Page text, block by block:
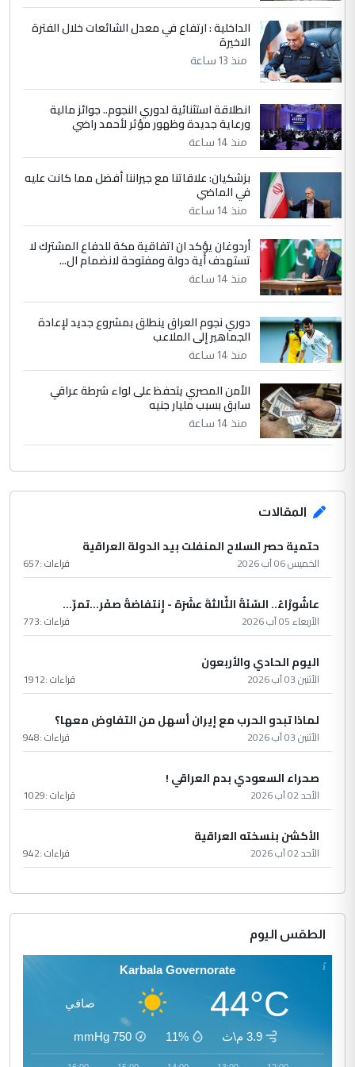
ابا فرات ...
الموضوع :
الجواهري يرد على صدام حسين سل
مضجعيك يابن الزنا (نص كامل)
5 سردار
التعليق : واحد من عصابة علي ماما يسقط
جنسية الرافد الثالث للعراق ومن اصول عريقة
الموضوع :
الجواهري يرد على صدام حسين سل
مضجعيك يابن الزنا (نص كامل)
الداخلية : ارتفاع في معدل الشائعات خلال الفترة
الاخيرة
منذ 13 ساعة
انطلاقة استثنائية لدوري النجوم.. جوائز مالية
ورعاية جديدة وظهور مؤثر لأحمد راضي
منذ 14 ساعة
بزشكيان: علاقاتنا مع جيراننا أفضل مما كانت عليه
في الماضي
منذ 14 ساعة
أردوغان يؤكد ان اتفاقية مكة للدفاع المشترك لا
تستهدف أية دولة ومفتوحة لانضمام ال...
منذ 14 ساعة
دوري نجوم العراق ينطلق بمشروع جديد لإعادة
الجماهير إلى الملاعب
منذ 14 ساعة
الأمن المصري يتحفظ على لواء شرطة عراقي
سابق بسبب مليار جنيه
منذ 14 ساعة
المقالات
حتمية حصر السلاح المنفلت بيد الدولة العراقية
الخميس 06 آب 2026 قراءات :657
عاشُورْاءُ.. السّنَةُ الثّالثةَ عشَرَة - إِنتفاضةُ صفَر…تمرّ...
الأربعاء 05 آب 2026 قراءات :773
اليوم الحادي والأربعون
الأثنين 03 آب 2026 قراءات :1912
لماذا تبدو الحرب مع إيران أسهل من التفاوض معها؟
الأثنين 03 آب 2026 قراءات :948
صحراء السعودي بدم العراقي !
الأحد 02 آب 2026 قراءات :1029
الأكشن بنسخته العراقية
الأحد 02 آب 2026 قراءات :942
الطقس اليوم
Karbala Governorate
44°C صافي
3.9 م\ث 11%
750
mmHg